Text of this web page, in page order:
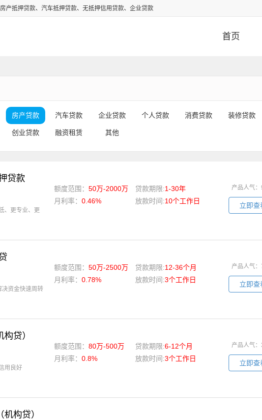
产抵押贷款、汽车抵押贷款、无抵押信用贷款、企业贷款
首页
房产贷款 汽车贷款 企业贷款 个人贷款 消费贷款 装修贷款
创业贷款 融资租赁 其他
贷款
、更专业、更
额度范围： 50万-2000万 贷款期限:1-30年
月利率： 0.46% 放款时间:10个工作日
产品人气：
立即查
资金快速周转
额度范围： 50万-2500万 贷款期限:12-36个月
月利率： 0.78% 放款时间:3个工作日
产品人气：
立即查
贷）
用良好
额度范围： 80万-500万 贷款期限:6-12个月
月利率： 0.8% 放款时间:3个工作日
产品人气：
立即查
构贷）